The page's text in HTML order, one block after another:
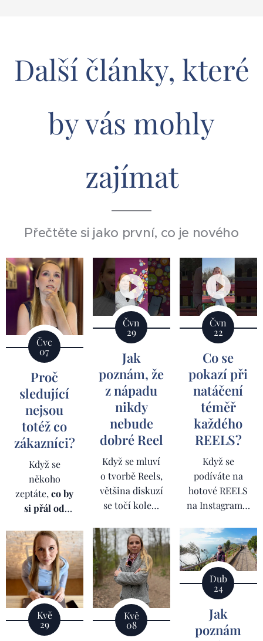
Další články, které
by vás mohly
zajímat
Přečtěte si jako první, co je nového
Čvc
07
Proč
sledující
nejsou
totéž co
zákazníci?
Když se
někoho
zeptáte,co by
si přál od
sociálních sítí,
velmi často
uslyšíte
stejnou
odpověď.Více
sledujících.
Více fanoušků.
Čvn
29
Jak
poznám, že
z nápadu
nikdy
nebude
dobré Reel
Když se mluví
o tvorbě Reels,
většina diskuzí
se točí kolem
trendů, délky
videa, střihu,
hudby nebo
titulků. Lidé
hledají správný
recept, správný
formát,
správnou
Čvn
22
Co se
pokazí při
natáčení
téměř
každého
REELS?
Když se
podíváte na
hotové REELS
na Instagramu,
vypadá strašně
jednoduše.
Někdo přijde
před kameru.
Řekne pár vět.
Přidá se hudba.
Proběhne
několik střihů.
Kvě
29
Kvě
08
Dub
24
Jak
poznám